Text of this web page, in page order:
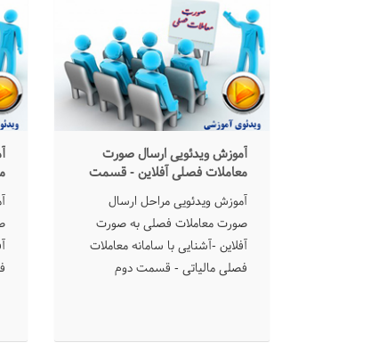
آموزش ویدئویی ارسال صورت
معاملات فصلی آفلاین - قسمت
دوم
آموزش ویدئویی مراحل ارسال
صورت معاملات فصلی به صورت
آفلاین -آشنایی با سامانه معاملات
فصلی مالیاتی - قسمت دوم